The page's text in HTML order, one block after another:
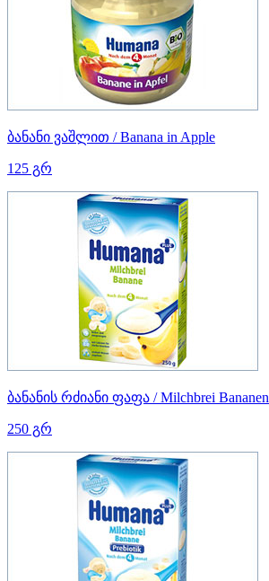
ბანანი ვაშლით / Banana in Apple
125 გრ
ბანანის რძიანი ფაფა / Milchbrei Bananen
250 გრ